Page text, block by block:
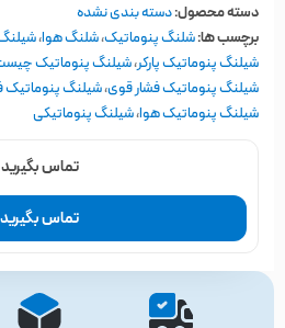
دسته محصول:دسته بندی نشده
برچسب ها:شلنگ پنوماتیک،شلنگ هوا،
شیلنگ پنوماتیک پارکر،شیلنگ پنوماتیک
شیلنگ پنوماتیک فشار قوی،شیلنگ پنوماتیک
شیلنگ پنوماتیک هوا،شیلنگ پنوماتیکی
تماس بگیرید
تماس بگیرید